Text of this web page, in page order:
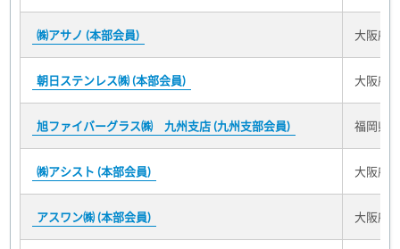
㈱アサノ (本部会員) 大阪府
朝日ステンレス㈱ (本部会員) 大阪府
旭ファイバーグラス㈱ 九州支店 (九州支部会員) 福岡県
㈱アシスト (本部会員) 大阪府
アスワン㈱ (本部会員) 大阪府